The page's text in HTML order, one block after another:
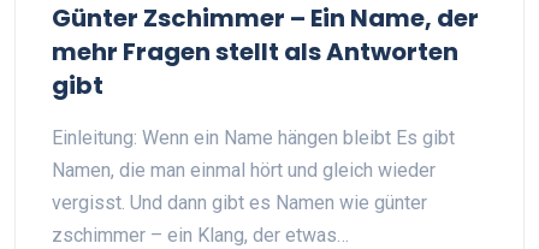
Günter Zschimmer – Ein Name, der
mehr Fragen stellt als Antworten
gibt
Einleitung: Wenn ein Name hängen bleibt Es gibt
Namen, die man einmal hört und gleich wieder
vergisst. Und dann gibt es Namen wie günter
zschimmer – ein Klang, der etwas…